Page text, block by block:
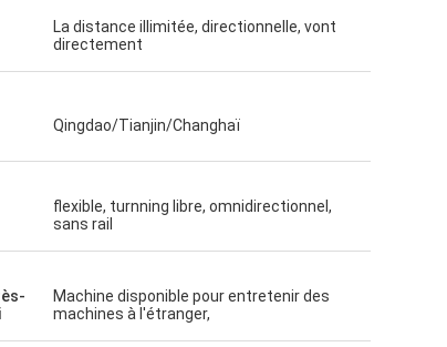
La distance illimitée, directionnelle, vont
directement
Qingdao/Tianjin/Changhaï
flexible, turnning libre, omnidirectionnel,
sans rail
Machine disponible pour entretenir des
machines à l'étranger,